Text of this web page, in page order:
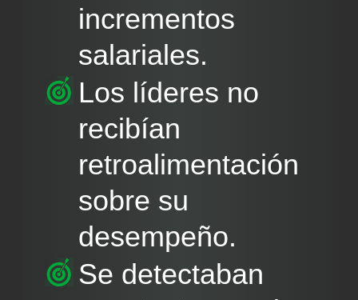
incrementos
salariales.
Los líderes no
recibían
retroalimentación
sobre su
desempeño.
Se detectaban